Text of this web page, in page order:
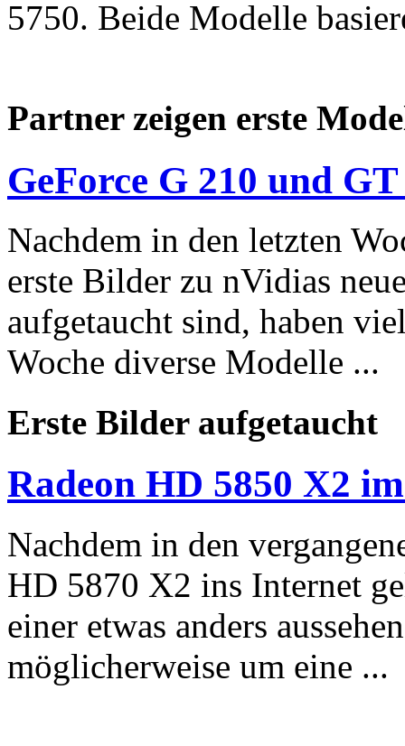
5750. Beide Modelle
Partner zeigen erste
GeForce G 210 und
Nachdem in den letzten
erste Bilder zu nVidias
aufgetaucht sind, haben
Woche diverse Modelle ...
Erste Bilder aufgetaucht
Radeon HD 5850 X2
Nachdem in den
HD 5870 X2 ins Internet
einer etwas anders
möglicherweise um eine ...